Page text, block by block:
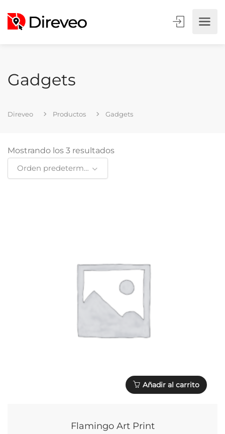
Gadgets
Direveo Productos Gadgets
Mostrando los 3 resultados
Orden predeterminado
Añadir al carrito
Flamingo Art Print